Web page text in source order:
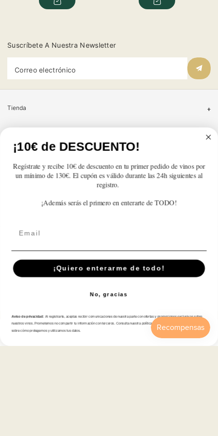
para
para
para
para
Suscríbete A Nuestra Newsletter
Correo electrónico
Tienda
Categorías
Información
© 2026,En Copa de Balón -
Disfruta con responsabilidad · No se vende alcohol a menores de 18 años ·
Formas
pago
Cuenta Carrito
¡10€ de DESCUENTO!
Regístrate y recibe 10€ de descuento en tu primer pedido de vinos por
un mínimo de 130€. El cupón es válido durante las 24h siguientes al
registro.
¡Además serás el primero en enterarte de TODO!
¡Quiero enterarme de todo!
No, gracias
Aviso de privacidad: Al registrarte, aceptas recibir comunicaciones de nuestra parte con ofertas y promociones exclusivas sobre
nuestros vinos. Prometemos no compartir tu información con terceros. Consulta nuestra política de privacidad para más detalles
sobre cómo protegemos y utilizamos tus datos.